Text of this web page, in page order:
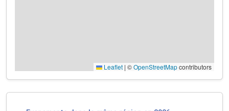
Leaflet | ©OpenStreetMapcontributors